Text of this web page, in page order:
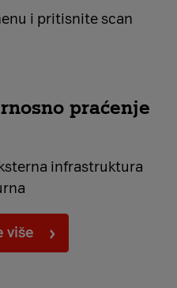
i pritisnite scan
praćenje
infrastruktura
više